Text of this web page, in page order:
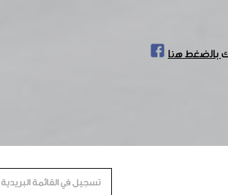
بالضغط هنا